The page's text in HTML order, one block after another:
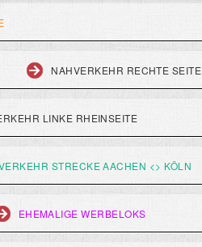
NAHVERKEHR RECHTE SEITE
LINKE RHEINSEITE
STRECKE AACHEN <> KÖLN
EHEMALIGE WERBELOKS